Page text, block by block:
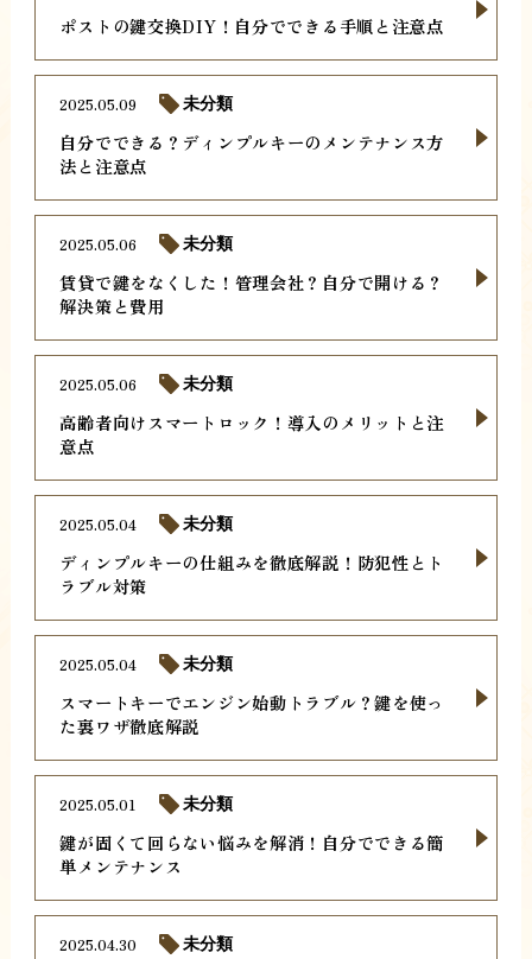
ポストの鍵交換DIY！自分でできる手順と注意点
自分でできる？ディンプルキーのメンテナンス方
法と注意点
2025.05.09 未分類
賃貸で鍵をなくした！管理会社？自分で開ける？
解決策と費用
2025.05.06 未分類
高齢者向けスマートロック！導入のメリットと注
意点
2025.05.06 未分類
ディンプルキーの仕組みを徹底解説！防犯性とト
ラブル対策
2025.05.04 未分類
スマートキーでエンジン始動トラブル？鍵を使っ
た裏ワザ徹底解説
2025.05.04 未分類
鍵が固くて回らない悩みを解消！自分でできる簡
単メンテナンス
2025.05.01 未分類
2025.04.30 未分類